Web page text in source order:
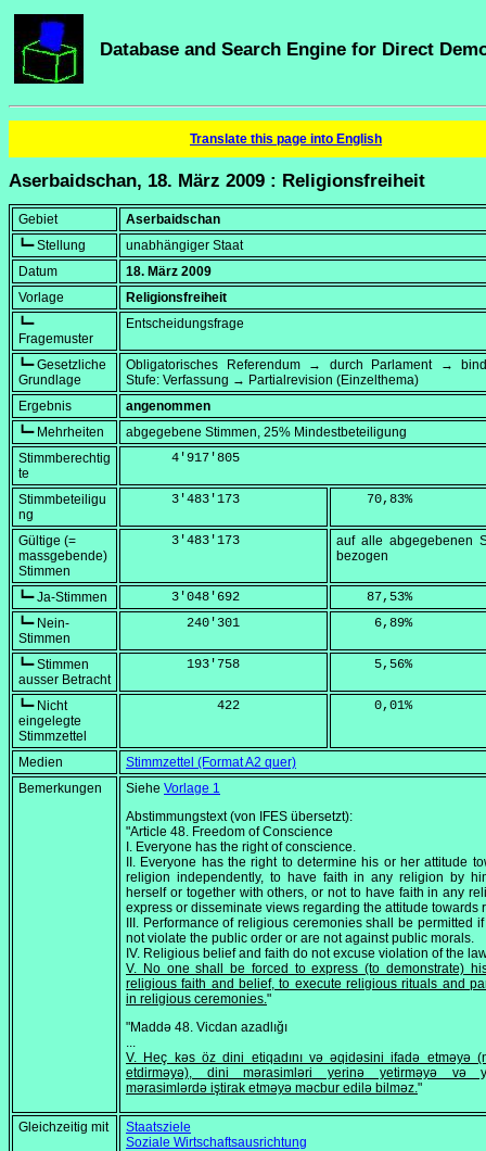
Database and Search Engine for Direct
Translate this page into English
Aserbaidschan, 18. März 2009 : Religionsfreiheit
Gebiet
Aserbaidschan
┗━ Stellung
unabhängiger Staat
Datum
18. März 2009
Vorlage
Religionsfreiheit
┗━
Fragemuster
Entscheidungsfrage
┗━ Gesetzliche
Grundlage
Obligatorisches Referendum → durch Parlament →
Stufe: Verfassung → Partialrevision (Einzelthema)
Ergebnis
angenommen
┗━ Mehrheiten
abgegebene Stimmen, 25% Mindestbeteiligung
Stimmberechtig
te
      4'917'805
Stimmbeteiligu
ng
      3'483'173
    70,83
%
Gültige (=
massgebende)
Stimmen
      3'483'173
auf alle abgegebenen
bezogen
┗━ Ja-Stimmen
      3'048'692
    87,53
%
┗━ Nein-
Stimmen
        240'301
     6,89
%
┗━ Stimmen
ausser Betracht
        193'758
     5,56
%
┗━ Nicht
eingelegte
Stimmzettel
            422
     0,01
%
Medien
Stimmzettel (Format A2 quer)
Bemerkungen
Siehe Vorlage 1
Abstimmungstext (von IFES übersetzt):
"Article 48. Freedom of Conscience
I. Everyone has the right of conscience.
II. Everyone has the right to determine his or her attitude
religion independently, to have faith in any religion by
herself or together with others, or not to have faith in any
express or disseminate views regarding the attitude towards
III. Performance of religious ceremonies shall be permitted
not violate the public order or are not against public morals.
IV. Religious belief and faith do not excuse violation of the
V. No one shall be forced to express (to demonstrate)
religious faith and belief, to execute religious rituals and
in religious ceremonies."
"Maddə 48. Vicdan azadlığı
...
V. Heç kəs öz dini etiqadını və əqidəsini ifadə etməyə
etdirməyə), dini mərasimləri yerinə yetirməyə və
mərasimlərdə iştirak etməyə məcbur edilə bilməz."
Gleichzeitig mit
Staatsziele
Soziale Wirtschaftsausrichtung